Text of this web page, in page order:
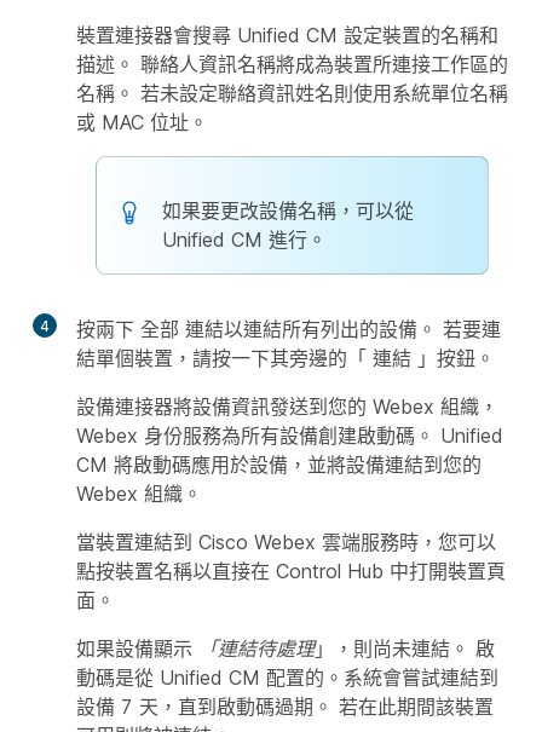
裝置連接器會搜尋 Unified CM 設定裝置的名稱和
描述。 聯絡人資訊名稱將成為裝置所連接工作區的
名稱。 若未設定聯絡資訊姓名則使用系統單位名稱
或 MAC 位址。
如果要更改設備名稱，可以從
Unified CM 進行。
4 按兩下 全部 連結以連結所有列出的設備。 若要連
結單個裝置，請按一下其旁邊的「 連結 」按鈕。
設備連接器將設備資訊發送到您的 Webex 組織，
Webex 身份服務為所有設備創建啟動碼。 Unified
CM 將啟動碼應用於設備，並將設備連結到您的
Webex 組織。
當裝置連結到 Cisco Webex 雲端服務時，您可以
點按裝置名稱以直接在 Control Hub 中打開裝置頁
面。
如果設備顯示
「連結待處理」，則尚未連結。 啟
動碼是從 Unified CM 配置的。系統會嘗試連結到
設備 7 天，直到啟動碼過期。 若在此期間該裝置